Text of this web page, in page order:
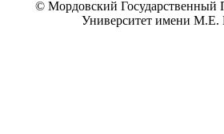
© Мордовский Государственный
Университет имени М.Е.